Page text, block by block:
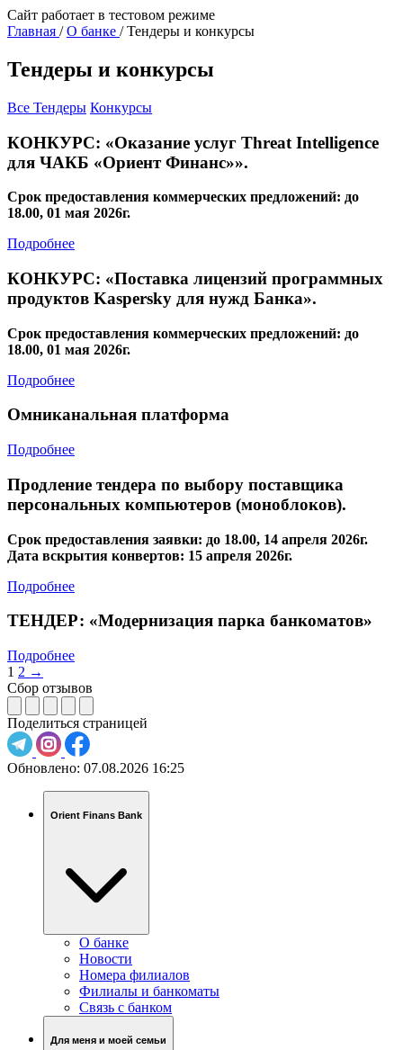
Сайт работает в тестовом режиме
Главная / О банке /Тендеры и конкурсы
Тендеры и конкурсы
Все Тендеры Конкурсы
КОНКУРС: «Оказание услуг Threat Intelligence
для ЧАКБ «Ориент Финанс»».
Срок предоставления коммерческих предложений: до
18.00, 01 мая 2026г.
Подробнее
КОНКУРС: «Поставка лицензий программных
продуктов Kaspersky для нужд Банка».
Срок предоставления коммерческих предложений: до
18.00, 01 мая 2026г.
Подробнее
Омниканальная платформа
Подробнее
Продление тендера по выбору поставщика
персональных компьютеров (моноблоков).
Срок предоставления заявки: до 18.00, 14 апреля 2026г.
Дата вскрытия конвертов: 15 апреля 2026г.
Подробнее
ТЕНДЕР: «Модернизация парка банкоматов»
Подробнее
1 2 →
Сбор отзывов
Поделиться страницей
Обновлено: 07.08.2026 16:25
Orient Finans Bank
О банке
Новости
Номера филиалов
Филиалы и банкоматы
Связь c банком
Для меня и моей семьи